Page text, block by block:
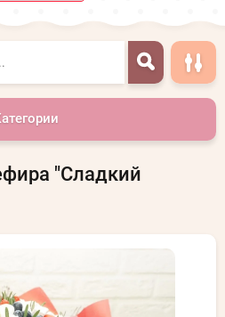
"Сладкий